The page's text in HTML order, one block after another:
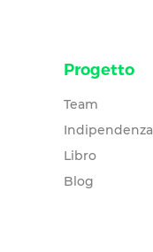
Progetto
Team
Indipendenza
Libro
Blog